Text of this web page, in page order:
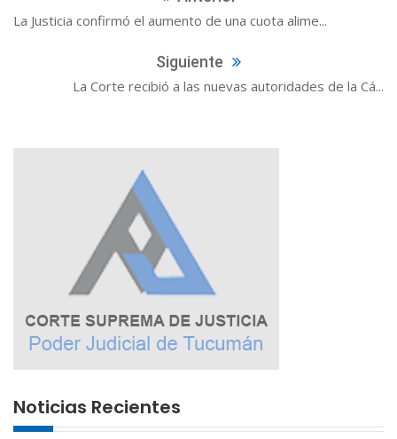
La Justicia confirmó el aumento de una cuota alime...
Siguiente
La Corte recibió a las nuevas autoridades de la Cá...
Noticias Recientes